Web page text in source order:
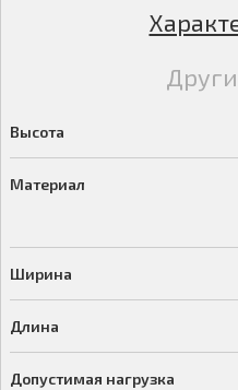
Высота
Материал
Ширина
Длина
Допустимая нагрузка